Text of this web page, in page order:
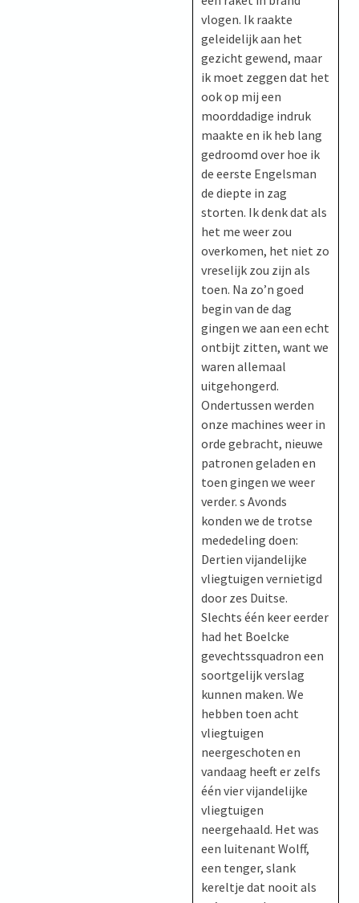
vlogen. Ik raakte
geleidelijk aan het
gezicht gewend, maar
ik moet zeggen dat het
ook op mij een
moorddadige indruk
maakte en ik heb lang
gedroomd over hoe ik
de eerste Engelsman
de diepte in zag
storten. Ik denk dat als
het me weer zou
overkomen, het niet zo
vreselijk zou zijn als
toen. Na zo’n goed
begin van de dag
gingen we aan een echt
ontbijt zitten, want we
waren allemaal
uitgehongerd.
Ondertussen werden
onze machines weer in
orde gebracht, nieuwe
patronen geladen en
toen gingen we weer
verder. s Avonds
konden we de trotse
mededeling doen:
Dertien vijandelijke
vliegtuigen vernietigd
door zes Duitse.
Slechts één keer eerder
had het Boelcke
gevechtssquadron een
soortgelijk verslag
kunnen maken. We
hebben toen acht
vliegtuigen
neergeschoten en
vandaag heeft er zelfs
één vier vijandelijke
vliegtuigen
neergehaald. Het was
een luitenant Wolff,
een tenger, slank
kereltje dat nooit als